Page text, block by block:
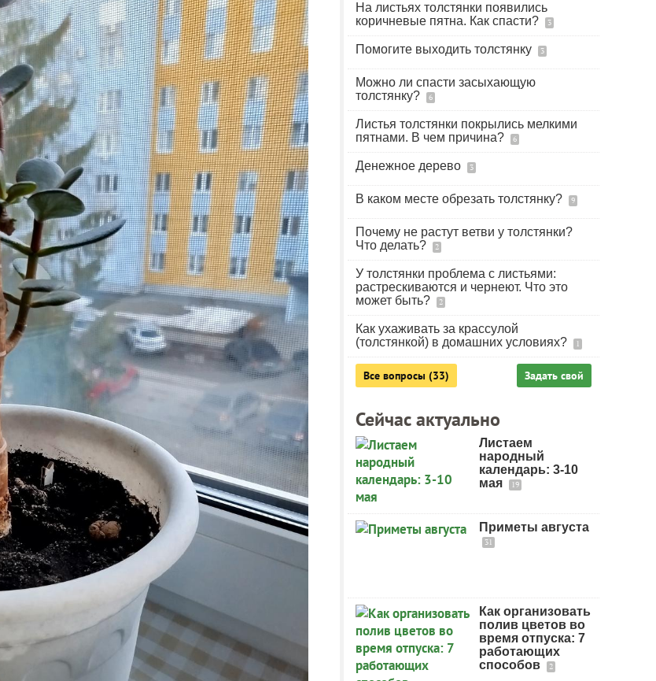
На листьях толстянки появились
коричневые пятна. Как спасти?
3
Помогите выходить толстянку 3
Можно ли спасти засыхающую
толстянку?
6
Листья толстянки покрылись мелкими
пятнами. В чем причина?
6
Денежное дерево 3
В каком месте обрезать толстянку? 9
Почему не растут ветви у толстянки?
Что делать?
2
У толстянки проблема с листьями:
растрескиваются и чернеют. Что это
может быть?
2
Как ухаживать за крассулой
(толстянкой) в домашних условиях?
1
Все вопросы (33) Задать свой
Сейчас актуально
Листаем
народный
календарь: 3-10
мая
19
Приметы августа
31
Как организовать
полив цветов во
время отпуска: 7
работающих
способов
2